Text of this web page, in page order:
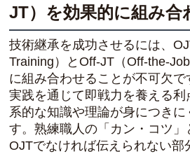
JT）を効果的に組み合
技術継承を成功させるには、
Training）とOff-JT（Off-the-
に組み合わせることが不可欠
実践を通じて即戦力を養える
系的な知識や理論が身につきに
す。熟練職人の「カン・コツ」
OJTでなければ伝えられない部